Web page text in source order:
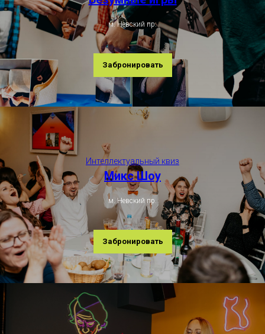
м. Невский пр.
Забронировать
Интеллектуальный квиз
Микс Шоу
м. Невский пр.
Забронировать